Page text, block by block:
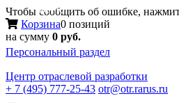
Чтобы сообщить об ошибке,
Корзина0 позиций
на сумму 0 руб.
Персональный раздел
Центр отраслевой разработки
+ 7 (495) 777-25-43 otr@otr.rarus.ru
Меню